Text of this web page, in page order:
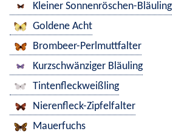
Kleiner Sonnenröschen-Bläuling
Goldene Acht
Brombeer-Perlmuttfalter
Kurzschwänziger Bläuling
Tintenfleckweißling
Nierenfleck-Zipfelfalter
Mauerfuchs